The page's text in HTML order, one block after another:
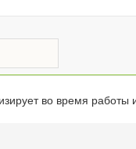
во время работы